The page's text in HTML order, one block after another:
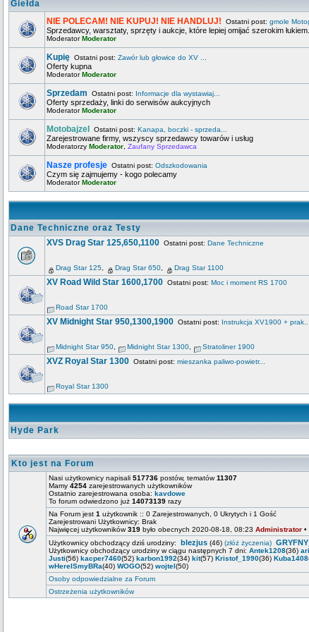
Giełda
NIE POLECAM! NIE KUPUJ! NIE HANDLUJ! Ostatni post: gmole
Sprzedawcy, warsztaty, sprzęty i aukcje, które lepiej omijać szerokim
ModeratorModerator
Kupię Ostatni post: Zawór lub głowice do XV ...
Oferty kupna
ModeratorModerator
Sprzedam Ostatni post: Informacje dla wystawiaj...
Oferty sprzedaży, linki do serwisów aukcyjnych
ModeratorModerator
Motobajzel Ostatni post: Kanapa, boczki - sprzeda...
Zarejestrowane firmy, wszyscy sprzedawcy towarów i usług
Moderatorzy Moderator Zaufany Sprzedawca
Nasze profesje Ostatni post: Odszkodowania
Czym się zajmujemy - kogo polecamy
ModeratorModerator
Dane Techniczne oraz Testy
XVS Drag Star 125,650,1100 Ostatni post: Dane Techniczne
Drag Star 125 Drag Star 650 Drag Star 1100
XV Road Wild Star 1600,1700 Ostatni post: Moc i moment RS 1700
Road Star 1700
XV Midnight Star 950,1300,1900 Ostatni post: Instrukcja XV1900 + prak...
Midnight Star 950 Midnight Star 1300 Stratoliner 1900
XVZ Royal Star 1300 Ostatni post: mieszanka paliwo-powietr...
Royal Star 1300
Hyde Park
Kto jest na Forum
Nasi użytkownicy napisali 517736 postów, tematów11307
Mamy 4254 zarejestrowanych użytkowników
Ostatnio zarejestrowana osoba: kavdowe
To forum odwiedzono już 14073139 razy
Na Forum jest 1 użytkownik :: 0 Zarejestrowanych, 0 Ukrytych i 1 Gość
Zarejestrowani Użytkownicy: Brak
Najwięcej użytkowników319 było obecnych 2020-08-18, 08:23 Administrator •
Użytkownicy obchodzący dziś urodziny: blezjus (46) (złóż życzenia)
Użytkownicy obchodzący urodziny w ciągu następnych 7 dni: Antek1208(36)
Justi(56) kacper7460(52) karbon1992(34) kit(57) Kristof_1990(36) Kuba1408
wHereISmyBRa(40) WOGO(52) wojtel(50)
Osoby odpowiedzialne za Forum
Ostrzeżenia użytkowników